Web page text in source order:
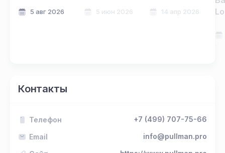
магазины!
5 авг 2026
появятся
5 июн 2026
конференции
14 апр 2026
Контакты
Телефон +7 (499) 707-75-66
Email info@pullman.pro